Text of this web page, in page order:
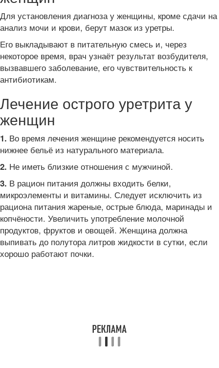
Для установления диагноза у женщины, кроме сдачи на
анализ мочи и крови, берут мазок из уретры.
Его выкладывают в питательную смесь и, через
некоторое время, врач узнаёт результат возбудителя,
вызвавшего заболевание, его чувствительность к
антибиотикам.
Лечение острого уретрита у
женщин
1. Во время лечения женщине рекомендуется носить
нижнее бельё из натурального материала.
2. Не иметь близкие отношения с мужчиной.
3. В рацион питания должны входить белки,
микроэлементы и витамины. Следует исключить из
рациона питания жареные, острые блюда, маринады и
копчёности. Увеличить употребление молочной
продуктов, фруктов и овощей. Женщина должна
выпивать до полутора литров жидкости в сутки, если
хорошо работают почки.